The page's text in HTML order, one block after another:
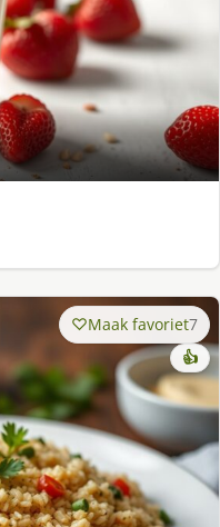
Maak favoriet7
👍